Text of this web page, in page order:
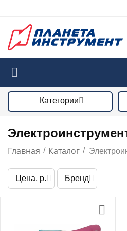
Категории
Главная / Каталог /
Цена, р. Бренд